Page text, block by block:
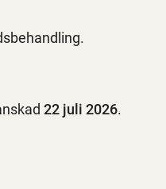
22 juli 2026.